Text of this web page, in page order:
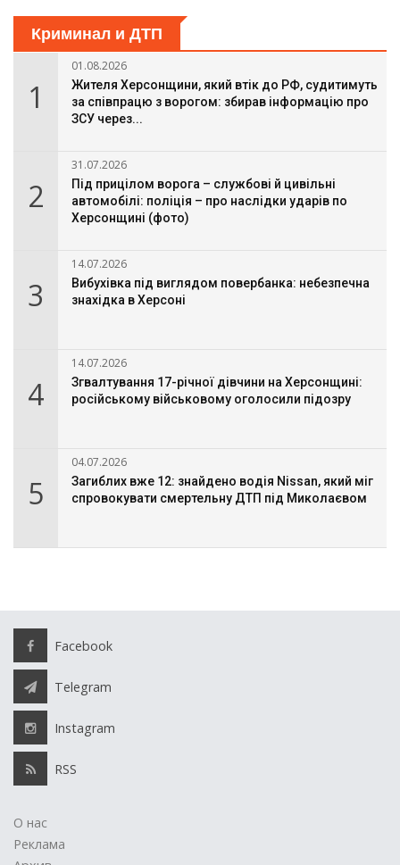
Криминал и ДТП
1
01.08.2026
Жителя Херсонщини, який втік до РФ, судитимуть
за співпрацю з ворогом: збирав інформацію про
ЗСУ через...
2
31.07.2026
Під прицілом ворога – службові й цивільні
автомобілі: поліція – про наслідки ударів по
Херсонщині (фото)
3
14.07.2026
Вибухівка під виглядом повербанка: небезпечна
знахідка в Херсоні
4
14.07.2026
Згвалтування 17-річної дівчини на Херсонщині:
російському військовому оголосили підозру
5
04.07.2026
Загиблих вже 12: знайдено водія Nissan, який міг
спровокувати смертельну ДТП під Миколаєвом
Facebook
Telegram
Instagram
RSS
О нас
Реклама